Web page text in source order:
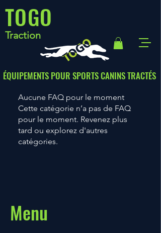
TOGO
Traction
ÉQUIPEMENTS POUR SPORTS CANINS TRACTÉS
Aucune FAQ pour le moment
Cette catégorie n’a pas de FAQ
pour le moment. Revenez plus
tard ou explorez d'autres
catégories.
Menu